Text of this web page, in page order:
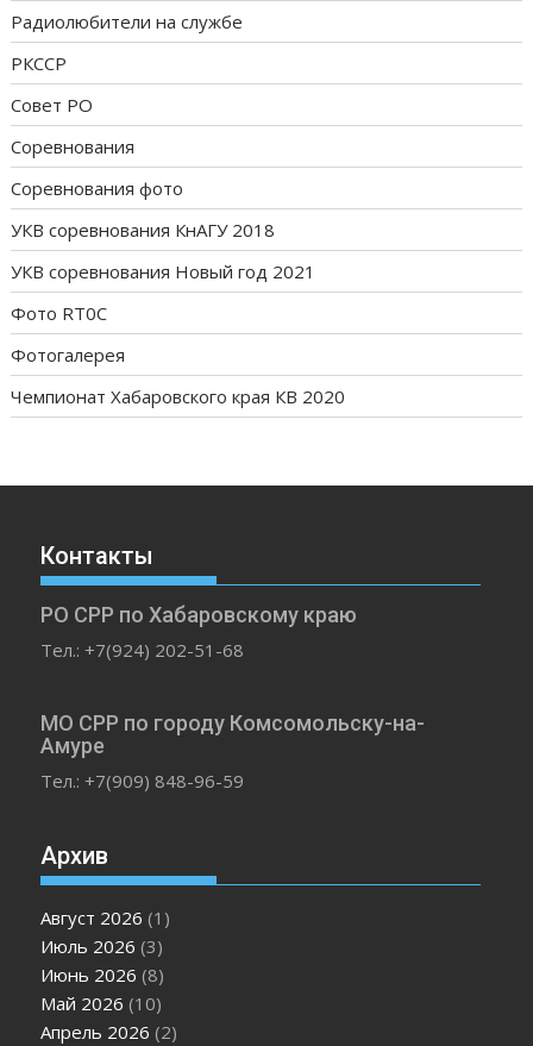
Радиолюбители на службе
РКССР
Совет РО
Соревнования
Соревнования фото
УКВ соревнования КнАГУ 2018
УКВ соревнования Новый год 2021
Фото RT0C
Фотогалерея
Чемпионат Хабаровского края КВ 2020
Контакты
РО СРР по Хабаровскому краю
Тел.: +7(924) 202-51-68
МО СРР по городу Комсомольску-на-
Амуре
Тел.: +7(909) 848-96-59
Архив
Август 2026 (1)
Июль 2026 (3)
Июнь 2026 (8)
Май 2026 (10)
Апрель 2026 (2)